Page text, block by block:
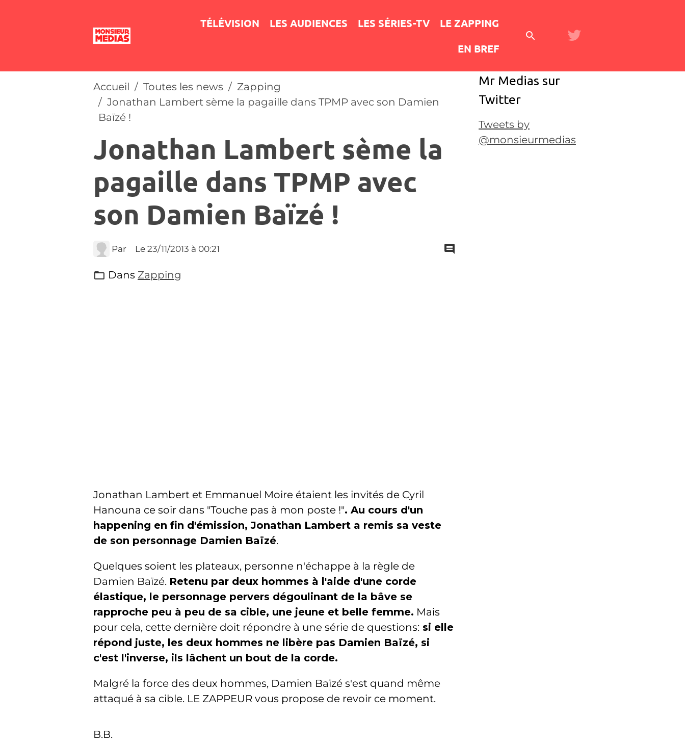
TÉLÉVISION LES AUDIENCES LES SÉRIES-TV
LE ZAPPING
EN BREF
Accueil Toutes les news
Zapping
Jonathan Lambert sème la pagaille dans TPMP avec son Damien
Baïzé !
Jonathan Lambert sème la
pagaille dans TPMP avec
son Damien Baïzé !
Par Le 23/11/2013 à 00:21
Dans Zapping
Jonathan Lambert et Emmanuel Moire étaient les invités de Cyril
Hanouna ce soir dans "Touche pas à mon poste !". Au cours d'un
happening en fin d'émission, Jonathan Lambert a remis sa veste
de son personnage Damien Baïzé.
Quelques soient les plateaux, personne n'échappe à la règle de
Damien Baïzé. Retenu par deux hommes à l'aide d'une corde
élastique, le personnage pervers dégoulinant de la bâve se
rapproche peu à peu de sa cible, une jeune et belle femme. Mais
pour cela, cette dernière doit répondre à une série de questions: si elle
répond juste, les deux hommes ne libère pas Damien Baïzé, si
c'est l'inverse, ils lâchent un bout de la corde.
Malgré la force des deux hommes, Damien Baïzé s'est quand même
attaqué à sa cible. LE ZAPPEUR vous propose de revoir ce moment.
B.B.
Mr Medias sur
Twitter
Tweets by
@monsieurmedias